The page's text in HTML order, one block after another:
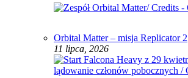
Orbital Matter – misja Replicator 2
11 lipca, 2026